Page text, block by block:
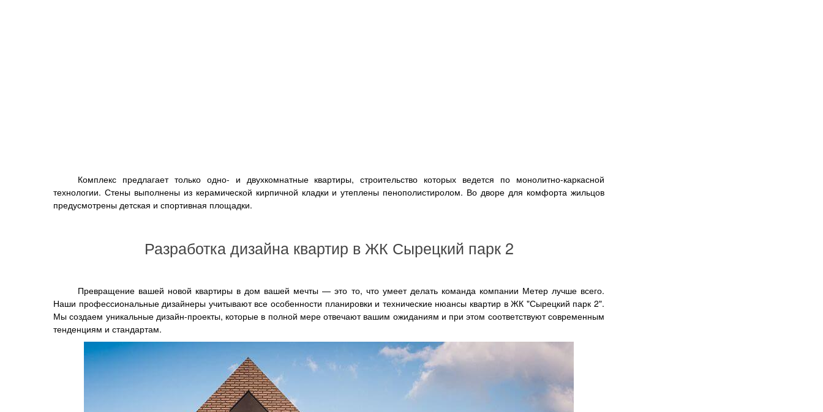
Комплекс предлагает только одно- и двухкомнатные квартиры, строительство которых ведется по монолитно-каркасной
технологии. Стены выполнены из керамической кирпичной кладки и утеплены пенополистиролом. Во дворе для комфорта жильцов
предусмотрены детская и спортивная площадки.
Разработка дизайна квартир в ЖК Сырецкий парк 2
Превращение вашей новой квартиры в дом вашей мечты — это то, что умеет делать команда компании Метер лучше всего.
Наши профессиональные дизайнеры учитывают все особенности планировки и технические нюансы квартир в ЖК "Сырецкий парк 2".
Мы создаем уникальные дизайн-проекты, которые в полной мере отвечают вашим ожиданиям и при этом соответствуют современным
тенденциям и стандартам.